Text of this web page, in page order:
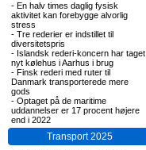
- En halv times daglig fysisk
aktivitet kan forebygge alvorlig
stress
- Tre rederier er indstillet til
diversitetspris
- Islandsk rederi-koncern har taget
nyt kølehus i Aarhus i brug
- Finsk rederi med ruter til
Danmark transporterede mere
gods
- Optaget på de maritime
uddannelser er 17 procent højere
end i 2022
Transport 2025